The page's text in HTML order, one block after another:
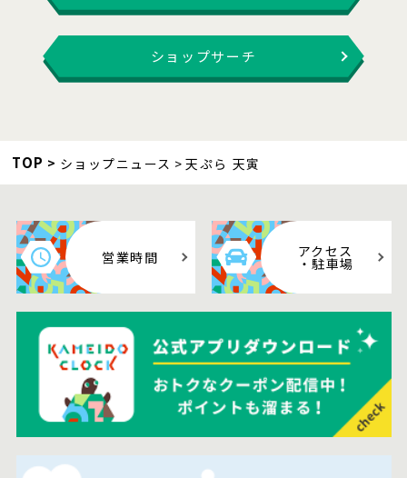
ショップサーチ
TOP ショップニュース 天ぷら 天寅
営業時間 アクセス
・駐車場